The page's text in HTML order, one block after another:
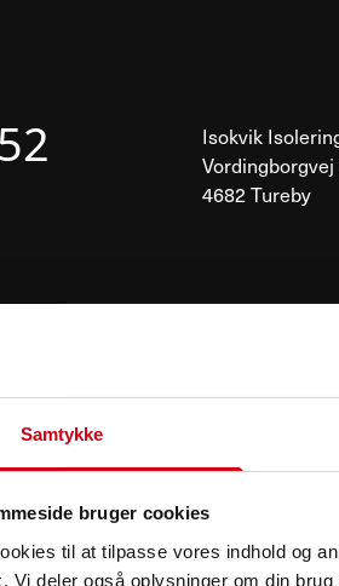
Samtykke
bruger cookies
til at tilpasse vores indhold og
Vi deler også oplysninger om din
Isokvik
4682 Tureby